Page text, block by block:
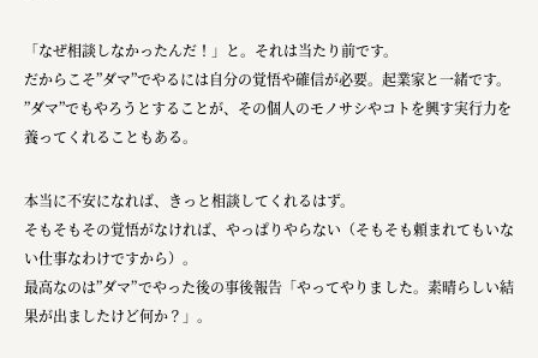
「なぜ相談しなかったんだ！」と。それは当たり前です。
だからこそ”ダマ”でやるには自分の覚悟や確信が必要。起業家と一緒です。
”ダマ”でもやろうとすることが、その個人のモノサシやコトを興す実行力を
養ってくれることもある。
本当に不安になれば、きっと相談してくれるはず。
そもそもその覚悟がなければ、やっぱりやらない（そもそも頼まれてもいな
い仕事なわけですから）。
最高なのは”ダマ”でやった後の事後報告「やってやりました。素晴らしい結
果が出ましたけど何か？」。